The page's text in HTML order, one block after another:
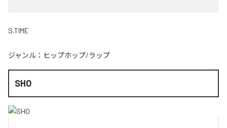
S.TIME
ジャンル： ヒップホップ/ラップ
SHO